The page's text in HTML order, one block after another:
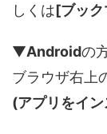
しくは[ブッ
▼Androidの
ブラウザ右上
(アプリをイ